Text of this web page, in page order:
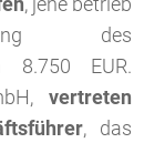
des
8.750 EUR.
vertreten
, das